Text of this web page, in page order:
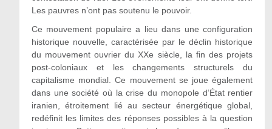
Les pauvres n’ont pas soutenu le pouvoir.
Ce mouvement populaire a lieu dans une configuration
historique nouvelle, caractérisée par le déclin historique
du mouvement ouvrier du XXe siècle, la fin des projets
post-coloniaux et les changements structurels du
capitalisme mondial. Ce mouvement se joue également
dans une société où la crise du monopole d’État rentier
iranien, étroitement lié au secteur énergétique global,
redéfinit les limites des réponses possibles à la question